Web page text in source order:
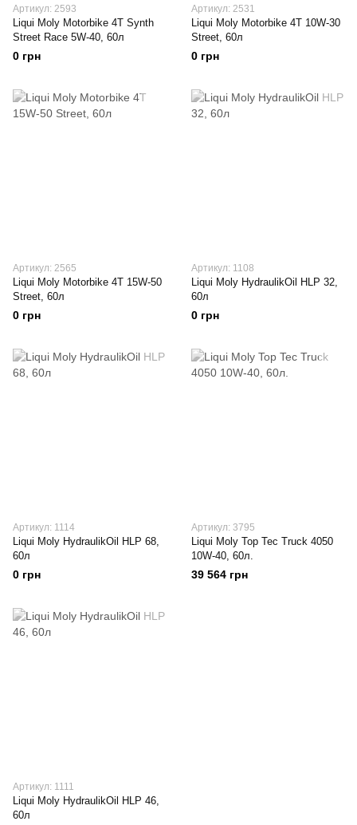
Артикул: 2593
Liqui Moly Motorbike 4T Synth
Street Race 5W-40, 60л
0 грн
Артикул: 2531
Liqui Moly Motorbike 4T 10W-30
Street, 60л
0 грн
Артикул: 2565
Liqui Moly Motorbike 4T 15W-50
Street, 60л
0 грн
Артикул: 1108
Liqui Moly HydraulikOil HLP 32,
60л
0 грн
Артикул: 1114
Liqui Moly HydraulikOil HLP 68,
60л
0 грн
Артикул: 3795
Liqui Moly Top Tec Truck 4050
10W-40, 60л.
39 564 грн
Артикул: 1111
Liqui Moly HydraulikOil HLP 46,
60л